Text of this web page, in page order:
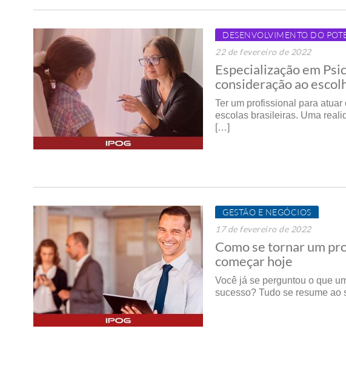
DESENVOLVIMENTO DO
22 de fevereiro de 2022
Especialização em
consideração ao
Ter um profissional para
escolas brasileiras. Uma
[…]
GESTÃO E NEGÓCIOS
17 de fevereiro de 2022
Como se tornar um
começar hoje
Você já se perguntou o que
sucesso? Tudo se resume